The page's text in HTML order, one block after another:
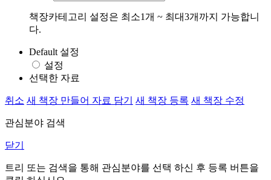
책장카테고리 설정은 최소1개 ~ 최대3개까지 가능합니
다.
Default 설정
설정
선택한 자료
취소 새 책장 만들어 자료 담기 새 책장 등록 새 책장 수정
관심분야 검색
닫기
트리 또는 검색을 통해 관심분야를 선택 하신 후 등록 버튼을